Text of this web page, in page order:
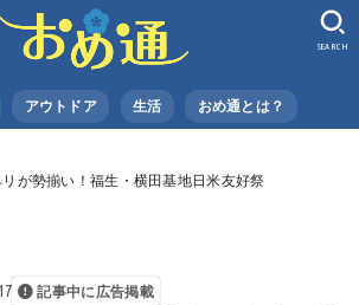
アウトドア 生活 おめ通とは？
SEARCH
リが勢揃い！福生・横田基地日米友好祭
記事中に広告掲載